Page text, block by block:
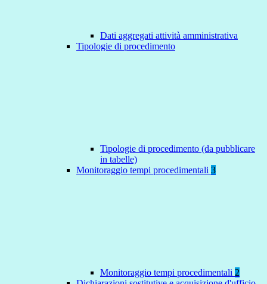
Dati aggregati attività amministrativa
Tipologie di procedimento
Tipologie di procedimento (da pubblicare
in tabelle)
Monitoraggio tempi procedimentali 3
Monitoraggio tempi procedimentali 2